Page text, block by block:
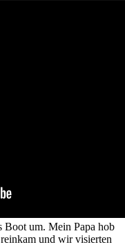
Boot um. Mein Papa hob
und wir visierten